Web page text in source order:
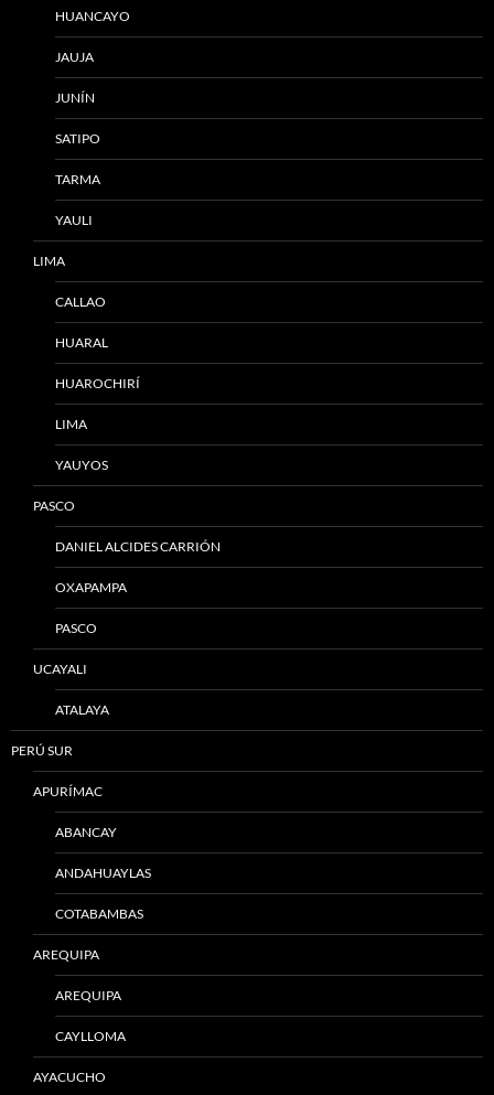
HUANCAYO
JAUJA
JUNÍN
SATIPO
TARMA
YAULI
LIMA
CALLAO
HUARAL
HUAROCHIRÍ
LIMA
YAUYOS
PASCO
DANIEL ALCIDES CARRIÓN
OXAPAMPA
PASCO
UCAYALI
ATALAYA
PERÚ SUR
APURÍMAC
ABANCAY
ANDAHUAYLAS
COTABAMBAS
AREQUIPA
AREQUIPA
CAYLLOMA
AYACUCHO